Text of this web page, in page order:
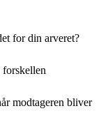
for din arveret?
forskellen
modtageren bliver